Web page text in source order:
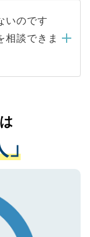
った人材の
ースが増え
ナーが行い
りませんの
からの登録
人情報は、
転職活動の
お預かりし
本人の許可
ての厳密な
に付与され
済みです。
ください。
いのです
相談できま
状況や紹介
ドバイスを
転職をされ
が可能です
。